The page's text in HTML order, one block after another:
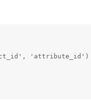
'attribute_id')